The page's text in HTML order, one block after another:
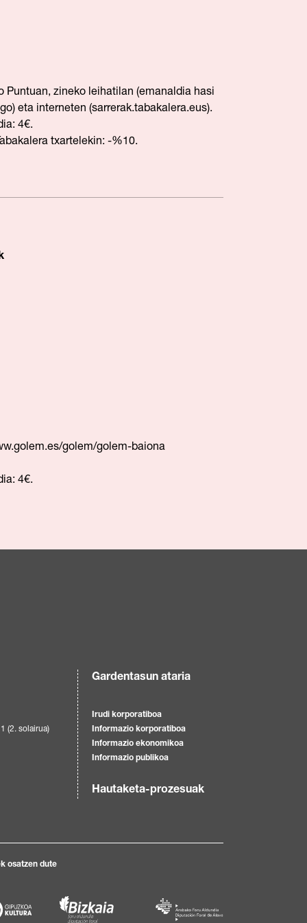
Puntuan, zineko leihatilan (emanaldia hasi
eta interneten (sarrerak.tabakalera.eus).
4€.
txartelekin: -%10.
golem/golem-baiona
4€.
(2. solairua)
Gardentasun ataria
Irudi korporatiboa
Informazio korporatiboa
Informazio ekonomikoa
Informazio publikoa
Hautaketa-prozesuak
osatzen dute